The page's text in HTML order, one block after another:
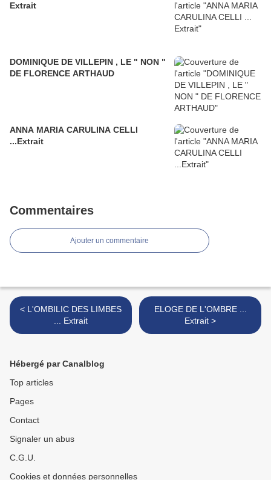
Extrait
DOMINIQUE DE VILLEPIN , LE " NON "
DE FLORENCE ARTHAUD
ANNA MARIA CARULINA CELLI
...Extrait
Commentaires
Ajouter un commentaire
< L'OMBILIC DES LIMBES
... Extrait
ELOGE DE L'OMBRE ...
Extrait >
Hébergé par Canalblog
Top articles
Pages
Contact
Signaler un abus
C.G.U.
Cookies et données personnelles